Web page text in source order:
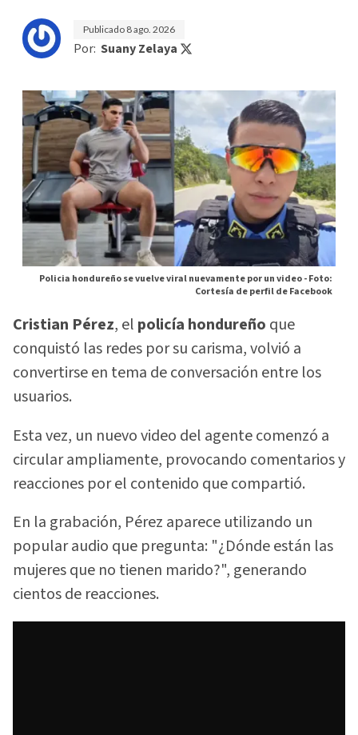
Publicado 8 ago. 2026
Por: Suany Zelaya
Policia hondureño se vuelve viral nuevamente por un video -Foto:
Cortesía de perfil de Facebook
Cristian Pérez, el policía hondureño que
conquistó las redes por su carisma, volvió a
convertirse en tema de conversación entre los
usuarios.
Esta vez, un nuevo video del agente comenzó a
circular ampliamente, provocando comentarios y
reacciones por el contenido que compartió.
En la grabación, Pérez aparece utilizando un
popular audio que pregunta: "¿Dónde están las
mujeres que no tienen marido?", generando
cientos de reacciones.